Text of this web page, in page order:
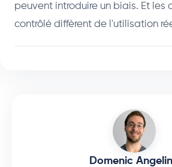
peuvent introduire un biais. Et les
contrôlé diffèrent de l'utilisation
Domenic